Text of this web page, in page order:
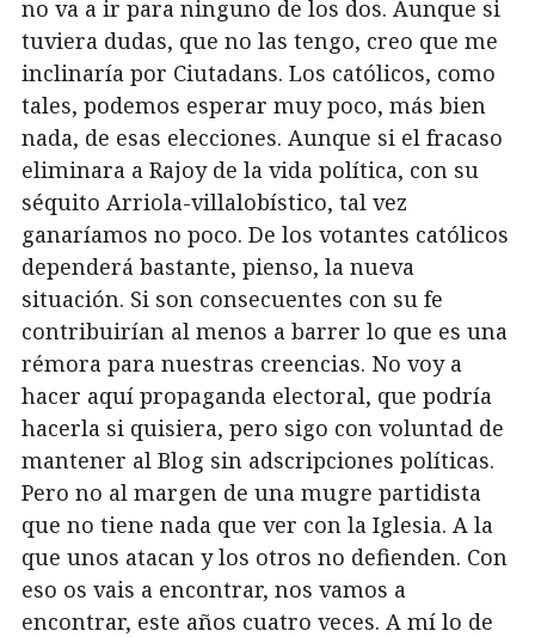
no va a ir para ninguno de los dos. Aunque si
tuviera dudas, que no las tengo, creo que me
inclinaría por Ciutadans. Los católicos, como
tales, podemos esperar muy poco, más bien
nada, de esas elecciones. Aunque si el fracaso
eliminara a Rajoy de la vida política, con su
séquito Arriola-villalobístico, tal vez
ganaríamos no poco. De los votantes católicos
dependerá bastante, pienso, la nueva
situación. Si son consecuentes con su fe
contribuirían al menos a barrer lo que es una
rémora para nuestras creencias. No voy a
hacer aquí propaganda electoral, que podría
hacerla si quisiera, pero sigo con voluntad de
mantener al Blog sin adscripciones políticas.
Pero no al margen de una mugre partidista
que no tiene nada que ver con la Iglesia. A la
que unos atacan y los otros no defienden. Con
eso os vais a encontrar, nos vamos a
encontrar, este años cuatro veces. A mí lo de